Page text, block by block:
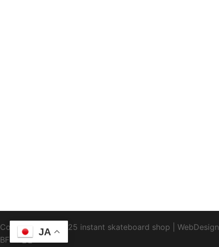
Copyright1995-2025 instant skateboard shop
WebDesign
BFTC_ _.
JA